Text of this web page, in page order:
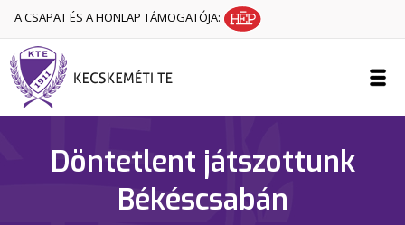
A CSAPAT ÉS A HONLAP TÁMOGATÓJA:
Döntetlent játszottunk
Békéscsabán